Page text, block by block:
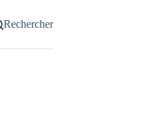
Rechercher